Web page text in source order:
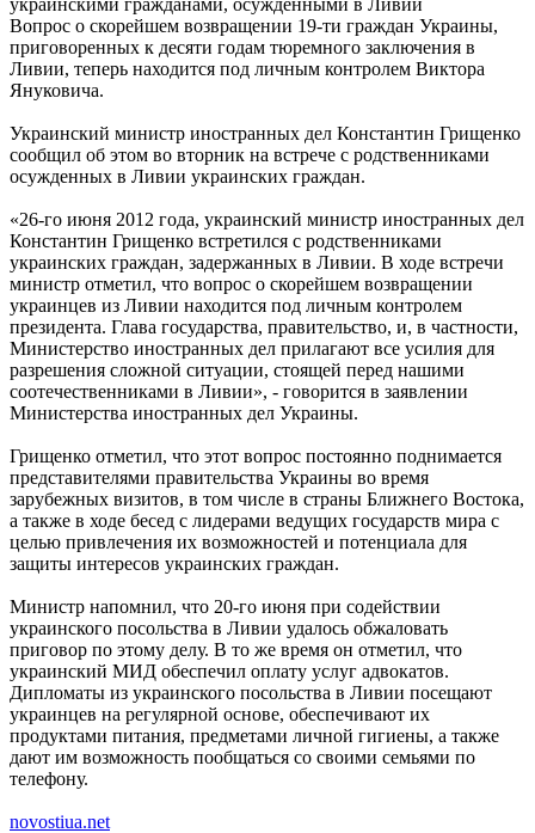
Вопрос о скорейшем возвращении 19-ти граждан Украины,
приговоренных к десяти годам тюремного заключения в
Ливии, теперь находится под личным контролем Виктора
Януковича.
Украинский министр иностранных дел Константин Грищенко
сообщил об этом во вторник на встрече с родственниками
осужденных в Ливии украинских граждан.
«26-го июня 2012 года, украинский министр иностранных дел
Константин Грищенко встретился с родственниками
украинских граждан, задержанных в Ливии. В ходе встречи
министр отметил, что вопрос о скорейшем возвращении
украинцев из Ливии находится под личным контролем
президента. Глава государства, правительство, и, в частности,
Министерство иностранных дел прилагают все усилия для
разрешения сложной ситуации, стоящей перед нашими
соотечественниками в Ливии», - говорится в заявлении
Министерства иностранных дел Украины.
Грищенко отметил, что этот вопрос постоянно поднимается
представителями правительства Украины во время
зарубежных визитов, в том числе в страны Ближнего Востока,
а также в ходе бесед с лидерами ведущих государств мира с
целью привлечения их возможностей и потенциала для
защиты интересов украинских граждан.
Министр напомнил, что 20-го июня при содействии
украинского посольства в Ливии удалось обжаловать
приговор по этому делу. В то же время он отметил, что
украинский МИД обеспечил оплату услуг адвокатов.
Дипломаты из украинского посольства в Ливии посещают
украинцев на регулярной основе, обеспечивают их
продуктами питания, предметами личной гигиены, а также
дают им возможность пообщаться со своими семьями по
телефону.
novostiua.net